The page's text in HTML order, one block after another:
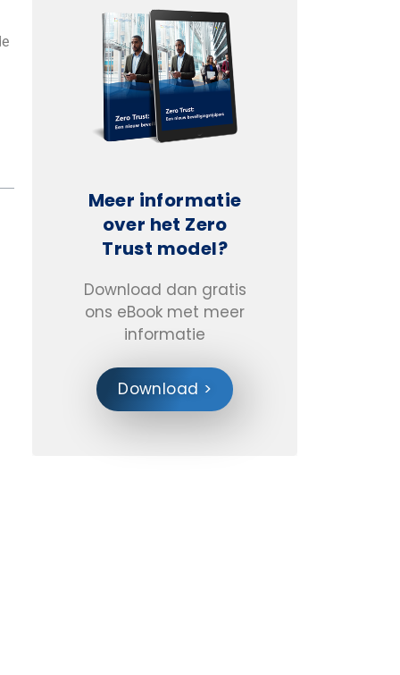
Meer informatie
over het Zero
Trust model?
Download dan gratis
ons eBook met meer
informatie
Download >